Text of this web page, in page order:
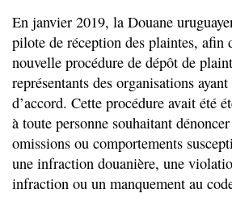
En janvier 2019, la Douane
pilote de réception des plaintes, afin
nouvelle procédure de dépôt de
représentants des organisations
d’accord. Cette procédure avait été
à toute personne souhaitant
omissions ou comportements
une infraction douanière, une
infraction ou un manquement au